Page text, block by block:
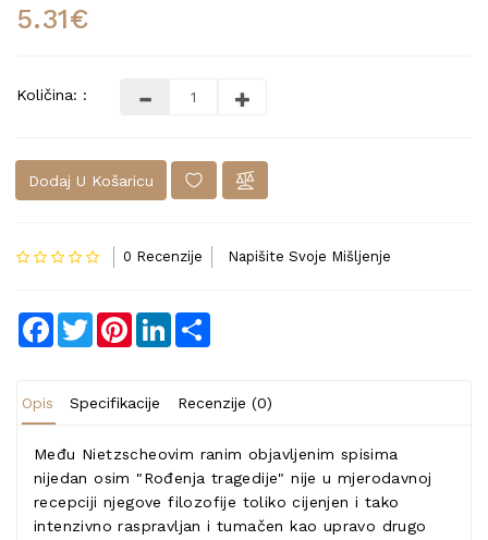
5.31€
Količina: :
Dodaj U Košaricu
0 Recenzije Napišite Svoje Mišljenje
Facebook
TwitterPinterestLinkedIn
Opis Specifikacije Recenzije (0)
Među Nietzscheovim ranim objavljenim spisima
nijedan osim "Rođenja tragedije" nije u mjerodavnoj
recepciji njegove filozofije toliko cijenjen i tako
intenzivno raspravljan i tumačen kao upravo drugo